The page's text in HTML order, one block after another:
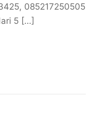
085217250505
5 […]